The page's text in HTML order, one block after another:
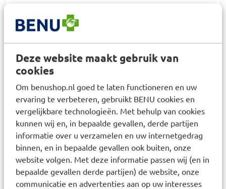
Deze website maakt gebruik van
cookies
Om benushop.nl goed te laten functioneren en uw
ervaring te verbeteren, gebruikt BENU cookies en
vergelijkbare technologieën. Met behulp van cookies
kunnen wij en, in bepaalde gevallen, derde partijen
informatie over u verzamelen en uw internetgedrag
binnen, en in bepaalde gevallen ook buiten, onze
website volgen. Met deze informatie passen wij (en in
bepaalde gevallen derde partijen) de website, onze
communicatie en advertenties aan op uw interesses
de verspreiding van urine. De plakstrips zijn
dient te worden. Geschikt voor dames en heren.
eenmalig gebruik.
Specificatie:
• wegwerpslip
• dames en heren
• anatomisch gevormd
• elastisch tailleband aan rugzijde
• ademende AirPlus folielaag